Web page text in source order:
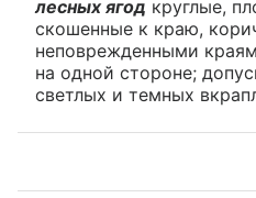
лесных ягод круглые,
скошенные к краю,
неповрежденными
на одной стороне;
светлых и темных